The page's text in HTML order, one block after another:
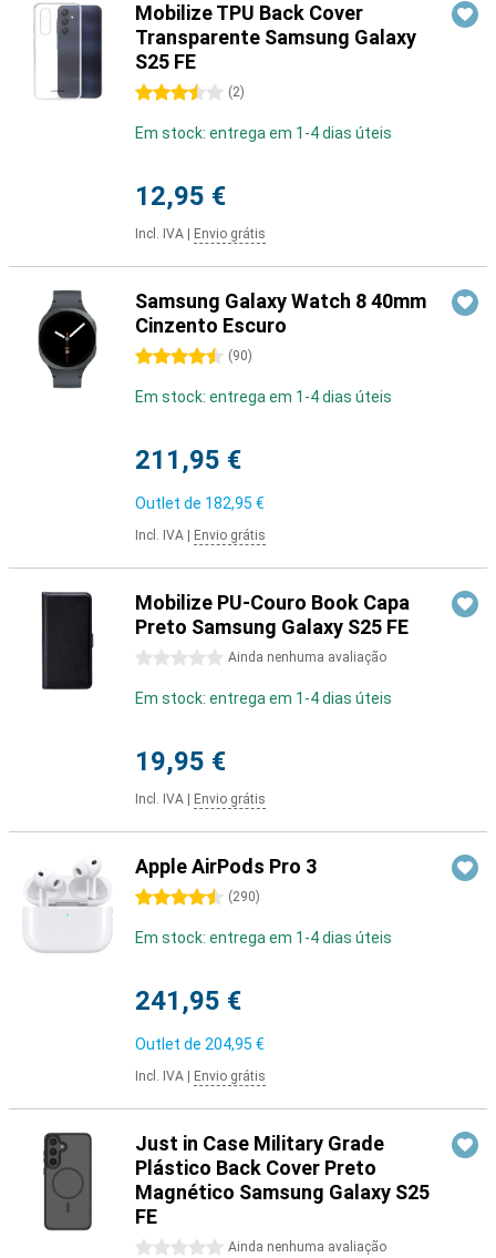
Mobilize TPU Back Cover
Transparente Samsung Galaxy
S25 FE
3.5 estrelas (2)
Em stock: entrega em 1-4 dias úteis
12,95 €
Incl. IVA Envio grátis
Samsung Galaxy Watch 8 40mm
Cinzento Escuro
4.5 estrelas (90)
Em stock: entrega em 1-4 dias úteis
211,95 €
Outlet de 182,95 €
Incl. IVA Envio grátis
Mobilize PU-Couro Book Capa
Preto Samsung Galaxy S25 FE
0 estrelas Ainda nenhuma avaliação
Em stock: entrega em 1-4 dias úteis
19,95 €
Incl. IVA Envio grátis
Apple AirPods Pro 3
4.5 estrelas (290)
Em stock: entrega em 1-4 dias úteis
241,95 €
Outlet de 204,95 €
Incl. IVA Envio grátis
Just in Case Military Grade
Plástico Back Cover Preto
Magnético Samsung Galaxy S25
FE
0 estrelas Ainda nenhuma avaliação